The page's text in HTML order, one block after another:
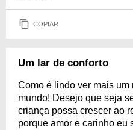
COPIAR
Um lar de conforto
Como é lindo ver mais
mundo! Desejo que seja
criança possa crescer ao
porque amor e carinho eu